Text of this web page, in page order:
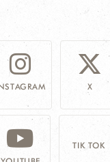
X
TIK TOK